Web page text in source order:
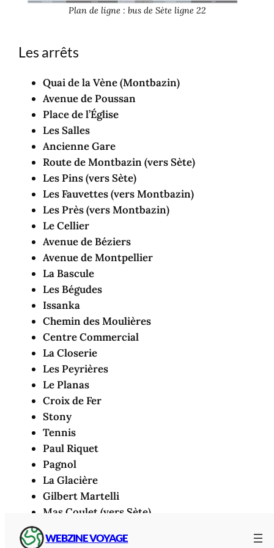
WEBZINE VOYAGE
Plan de ligne : bus de Sète ligne 22
Les arrêts
Quai de la Vène (Montbazin)
Avenue de Poussan
Place de l’Église
Les Salles
Ancienne Gare
Route de Montbazin (vers Sète)
Les Pins (vers Sète)
Les Fauvettes (vers Montbazin)
Les Près (vers Montbazin)
Le Cellier
Avenue de Béziers
Avenue de Montpellier
La Bascule
Les Bégudes
Issanka
Chemin des Moulières
Centre Commercial
La Closerie
Les Peyrières
Le Planas
Croix de Fer
Stony
Tennis
Paul Riquet
Pagnol
La Glacière
Gilbert Martelli
Mas Coulet (vers Sète)
Rive Sud (vers Montbazin)